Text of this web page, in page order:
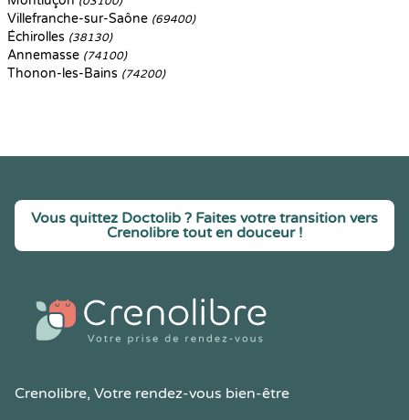
Villefranche-sur-Saône (69400)
Échirolles (38130)
Annemasse (74100)
Thonon-les-Bains (74200)
Vous quittez Doctolib ? Faites votre transition vers
Crenolibre tout en douceur !
Crenolibre, Votre rendez-vous bien-être